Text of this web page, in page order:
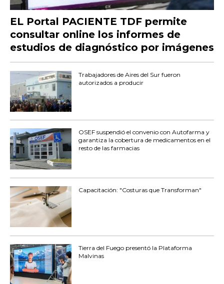
EL Portal PACIENTE TDF permite
consultar online los informes de
estudios de diagnóstico por imágenes
Trabajadores de Aires del Sur fueron
autorizados a producir
OSEF suspendió el convenio con Autofarma y
garantiza la cobertura de medicamentos en el
resto de las farmacias
Capacitación: "Costuras que Transforman"
Tierra del Fuego presentó la Plataforma
Malvinas